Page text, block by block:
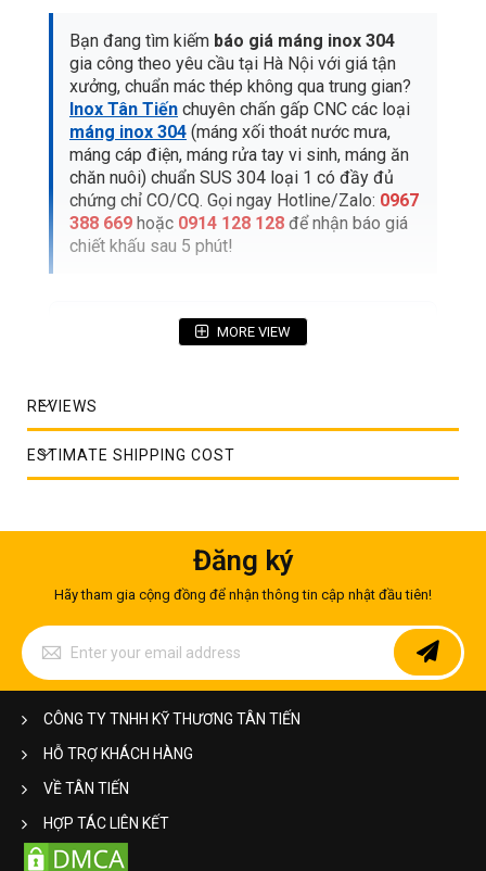
Bạn đang tìm kiếm báo giá máng inox 304
gia công theo yêu cầu tại Hà Nội với giá tận
xưởng, chuẩn mác thép không qua trung gian?
Inox Tân Tiến chuyên chấn gấp CNC các loại
máng inox 304 (máng xối thoát nước mưa,
máng cáp điện, máng rửa tay vi sinh, máng ăn
chăn nuôi) chuẩn SUS 304 loại 1 có đầy đủ
chứng chỉ CO/CQ. Gọi ngay Hotline/Zalo: 0967
388 669 hoặc 0914 128 128 để nhận báo giá
chiết khấu sau 5 phút!
MỤC LỤC BÀI VIẾT CHI TIẾT
nhất 2026 (Theo Kg & Mét tới)
thông dụng nhất hiện nay
4. Ưu điểm vượt trội và ứng dụng thực tế của
máng inox 304
4.1. Ưu điểm cơ lý tính của mác thép SUS
304
4.2. Ứng dụng trong công nghiệp, dân dụng
xưởng Inox Tân Tiến Hà Nội?
công máng inox 304 (FAQ)
MORE VIEW
REVIEWS
ESTIMATE SHIPPING COST
Đăng ký
Hãy tham gia cộng đồng để nhận thông tin cập nhật đầu tiên!
Sign
Up
for
Our
Newsletter:
CÔNG TY TNHH KỸ THƯƠNG TÂN TIẾN
HỖ TRỢ KHÁCH HÀNG
VỀ TÂN TIẾN
HỢP TÁC LIÊN KẾT